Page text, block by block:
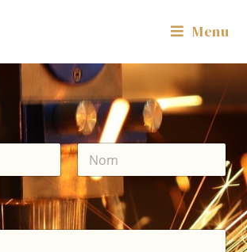
Menu
Nom